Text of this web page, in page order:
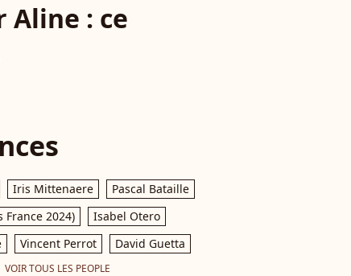
Aline : ce
Iris Mittenaere
Pascal Bataille
France 2024)
Isabel Otero
Vincent Perrot David Guetta
VOIR TOUS LES PEOPLE